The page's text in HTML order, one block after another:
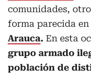
comunidades,
forma parecida en
Arauca. En esta
grupo armado
población de